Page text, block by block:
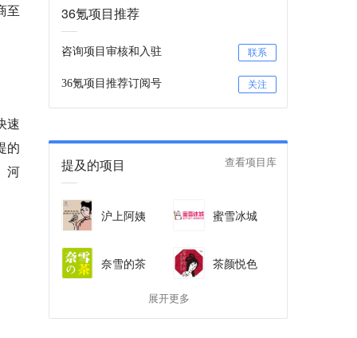
至
速
的
河
36氪项目推荐
咨询项目审核和入驻 联系
36氪项目推荐订阅号 关注
提及的项目 查看项目库
沪上阿姨 蜜雪冰城
奈雪的茶 茶颜悦色
展开更多